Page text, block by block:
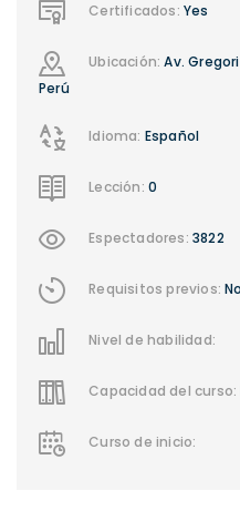
Certificados: Yes
Ubicación:Av.
Perú
Idioma: Español
Lección:0
Espectadores: 3822
Requisitos previos:No
Nivel de habilidad:
Capacidad del curso:
Curso de inicio: